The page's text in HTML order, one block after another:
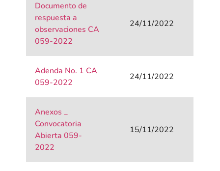
Documento de
respuesta a
observaciones CA
059-2022
24/11/2022
Adenda No. 1 CA
059-2022
24/11/2022
Anexos _
Convocatoria
Abierta 059-
2022
15/11/2022